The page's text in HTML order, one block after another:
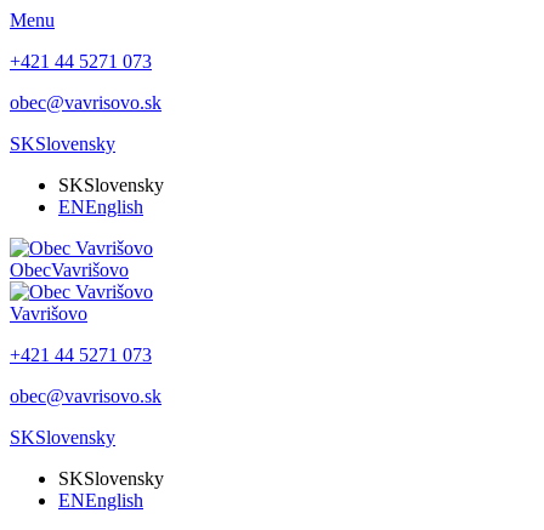
Menu
+421 44 5271 073
obec@vavrisovo.sk
SKSlovensky
SKSlovensky
ENEnglish
ObecVavrišovo
Vavrišovo
+421 44 5271 073
obec@vavrisovo.sk
SKSlovensky
SKSlovensky
ENEnglish